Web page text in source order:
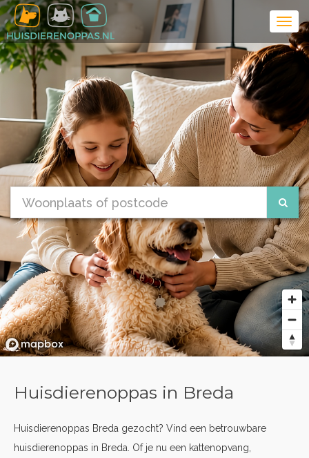
Huisdierenoppas in Breda
Huisdierenoppas Breda gezocht? Vind een betrouwbare
huisdierenoppas in Breda. Of je nu een kattenopvang,